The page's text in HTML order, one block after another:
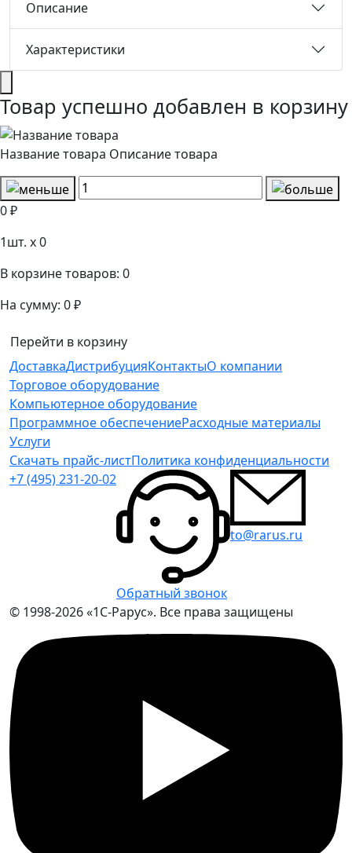
Описание
Характеристики
Товар успешно добавлен в корзину
Название товара Описание товара
0 ₽
1шт. x0
В корзине товаров: 0
На сумму: 0 ₽
Перейти в корзину
ДоставкаДистрибуцияКонтактыО компании
Торговое оборудование
Компьютерное оборудование
Программное обеспечениеРасходные материалы
Услуги
Скачать прайс-листПолитика конфиденциальности
+7 (495) 231-20-02
Обратный звонок
to@rarus.ru
© 1998-2026 «1С-Рарус». Все права защищены